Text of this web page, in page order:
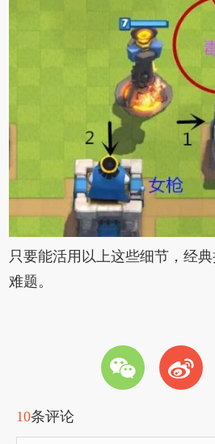
只要能活用以上这些细节，经
难题。
w t
10条评论